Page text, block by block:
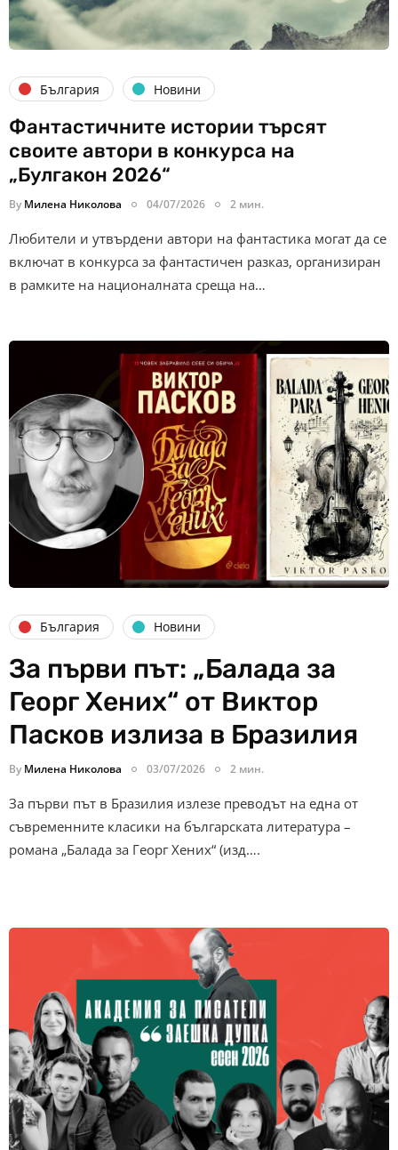
България Новини
Фантастичните истории търсят
своите автори в конкурса на
„Булгакон 2026“
By Милена Николова 04/07/2026 2 мин.
Любители и утвърдени автори на фантастика могат да се
включат в конкурса за фантастичен разказ, организиран
в рамките на националната среща на…
България Новини
За първи път: „Балада за
Георг Хених“ от Виктор
Пасков излиза в Бразилия
By Милена Николова 03/07/2026 2 мин.
За първи път в Бразилия излезе преводът на една от
съвременните класики на българската литература –
романа „Балада за Георг Хених“ (изд….